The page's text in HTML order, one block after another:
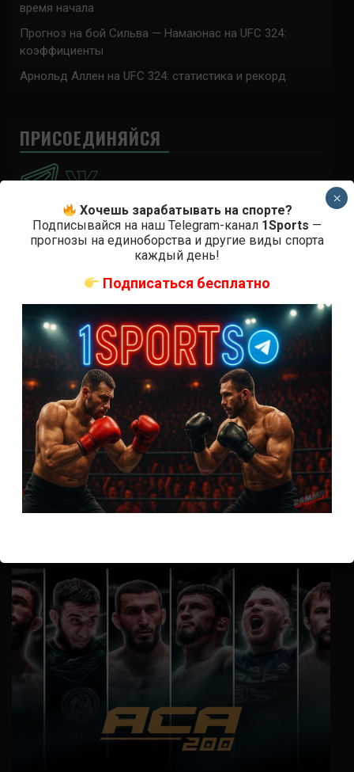
время начала
Прогноз на бой Сильва — Намаюнас на UFC 324:
коэффициенты
Арнольд Аллен на UFC 324: статистика и рекорд
ПРИСОЕДИНЯЙСЯ
АнонимнокДоминик Круз — Деметриус Джонсон
А как смотреть с ноутбука?
Анонимно Расписание боев UFC
Кусок говна ты, существом даже нельзя ,такое как ты назвать!
АнонимнокКонор МакГрегор
УЧ
АнонимнокРэнди Браун — Николас Далби
не запускается ни один бой, реклама есть, а когда
заканчивается начинается загрузка видео длиною в жизнь.
Исправьте пожалуйста
Хочешь зарабатывать на спорте?
Подписывайся на наш Telegram-канал 1Sports —
прогнозы на единоборства и другие виды спорта
каждый день!
Подписаться бесплатно
×